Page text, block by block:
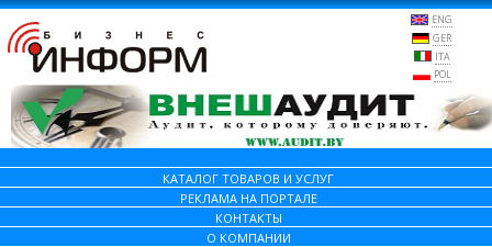
ENG
GER
ITA
POL
КАТАЛОГ ТОВАРОВ И УСЛУГ
РЕКЛАМА НА ПОРТАЛЕ
КОНТАКТЫ
О КОМПАНИИ